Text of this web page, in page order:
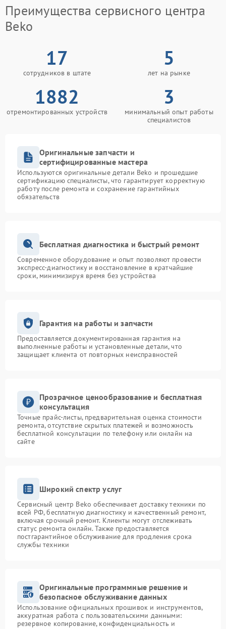
Преимущества сервисного центра
Beko
17
сотрудников в штате
5
лет на рынке
1882
отремонтированных устройств
3
минимальный опыт работы
специалистов
Оригинальные запчасти и
сертифицированные мастера
Используются оригинальные детали Beko и прошедшие
сертификацию специалисты, что гарантирует корректную
работу после ремонта и сохранение гарантийных
обязательств
Бесплатная диагностика и быстрый ремонт
Современное оборудование и опыт позволяют провести
экспресс-диагностику и восстановление в кратчайшие
сроки, минимизируя время без устройства
Гарантия на работы и запчасти
Предоставляется документированная гарантия на
выполненные работы и установленные детали, что
защищает клиента от повторных неисправностей
Прозрачное ценообразование и бесплатная
консультация
Точные прайс-листы, предварительная оценка стоимости
ремонта, отсутствие скрытых платежей и возможность
бесплатной консультации по телефону или онлайн на
сайте
Широкий спектр услуг
Сервисный центр Beko обеспечивает доставку техники по
всей РФ, бесплатную диагностику и качественный ремонт,
включая срочный ремонт. Клиенты могут отслеживать
статус ремонта онлайн. Также предоставляется
постгарантийное обслуживание для продления срока
службы техники
Оригинальные программные решение и
безопасное обслуживание данных
Использование официальных прошивок и инструментов,
аккуратная работа с пользовательскими данными:
резервное копирование, конфиденциальность и